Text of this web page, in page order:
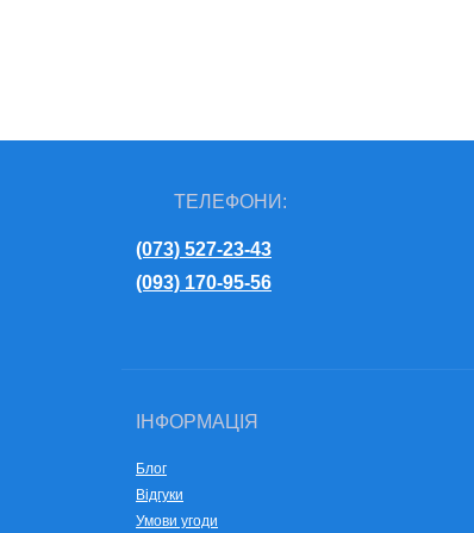
Dodge
Eagle
Honda
Lincoln
Merсedes-Benz
Volvo
ТЕЛЕФОНИ:
(073) 527-23-43
(093) 170-95-56
ІНФОРМАЦІЯ
Блог
Відгуки
Умови угоди